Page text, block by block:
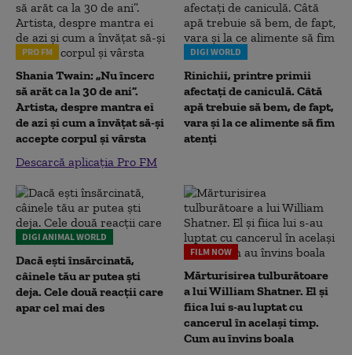
PRO FM
Shania Twain: „Nu încerc
să arăt ca la 30 de ani”.
Artista, despre mantra ei
de azi și cum a învățat să-și
accepte corpul și vârsta
Descarcă aplicația Pro FM
DIGI WORLD
Rinichii, printre primii
afectați de caniculă. Câtă
apă trebuie să bem, de fapt,
vara și la ce alimente să fim
atenți
DIGI ANIMAL WORLD
Dacă ești însărcinată,
câinele tău ar putea ști
deja. Cele două reacții care
apar cel mai des
FILM NOW
Mărturisirea tulburătoare
a lui William Shatner. El și
fiica lui s-au luptat cu
cancerul în același timp.
Cum au învins boala